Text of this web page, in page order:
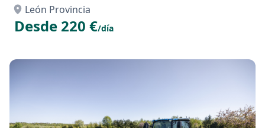
León Provincia
Desde 220 €/día